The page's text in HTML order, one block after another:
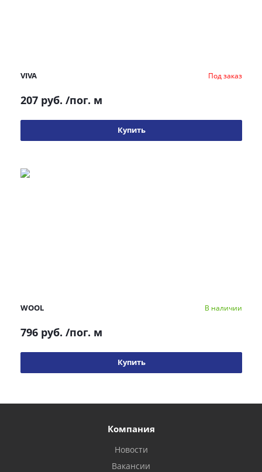
VIVA Под заказ
207 руб. /пог. м
Купить
WOOL В наличии
796 руб. /пог. м
Купить
Компания
Новости
Вакансии